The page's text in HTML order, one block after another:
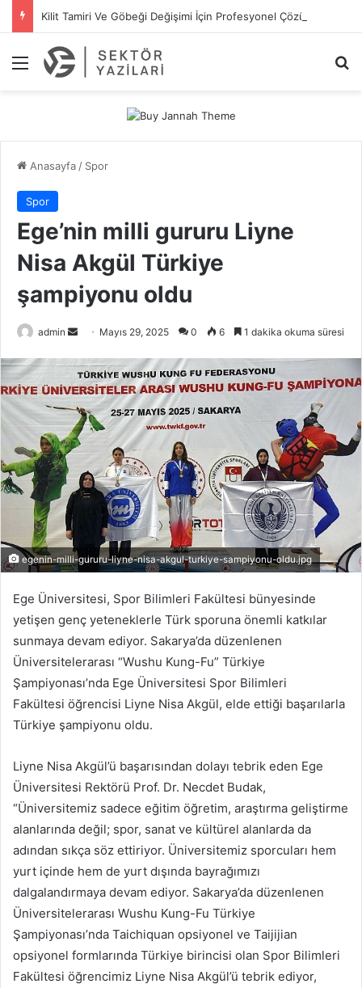
Kilit Tamiri Ve Göbeği Değişimi İçin Profesyonel Çözümler
Menü
Anasayfa/ Spor
Spor
Ege’nin milli gururu Liyne
Nisa Akgül Türkiye
şampiyonu oldu
admin
r
e
-
p
o
t
n
e
r
m
e
k
Mayıs 29, 2025 0 6 1 dakika okuma süresi
egenin-milli-gururu-liyne-nisa-akgul-turkiye-sampiyonu-oldu.jpg
Ege Üniversitesi, Spor Bilimleri Fakültesi bünyesinde
yetişen genç yeteneklerle Türk sporuna önemli katkılar
sunmaya devam ediyor. Sakarya’da düzenlenen
Üniversitelerarası “Wushu Kung-Fu” Türkiye
Şampiyonası’nda Ege Üniversitesi Spor Bilimleri
Fakültesi öğrencisi Liyne Nisa Akgül, elde ettiği başarılarla
Türkiye şampiyonu oldu.
Liyne Nisa Akgül’ü başarısından dolayı tebrik eden Ege
Üniversitesi Rektörü Prof. Dr. Necdet Budak,
“Üniversitemiz sadece eğitim öğretim, araştırma geliştirme
alanlarında değil; spor, sanat ve kültürel alanlarda da
adından sıkça söz ettiriyor. Üniversitemiz sporcuları hem
yurt içinde hem de yurt dışında bayrağımızı
dalgalandırmaya devam ediyor. Sakarya’da düzenlenen
Üniversitelerarası Wushu Kung-Fu Türkiye
Şampiyonası’nda Taichiquan opsiyonel ve Taijijian
opsiyonel formlarında Türkiye birincisi olan Spor Bilimleri
Fakültesi öğrencimiz Liyne Nisa Akgül’ü tebrik ediyor,